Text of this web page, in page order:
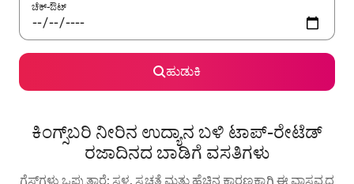
ಚೆಕ್-ಔಟ್
ಹುಡುಕಿ
ಕಿಂಗ್ಸ್‌ಬರಿ ನೀರಿನ ಉದ್ಯಾನ ಬಳಿ ಟಾಪ್-ರೇಟೆಡ್
ರಜಾದಿನದ ಬಾಡಿಗೆ ವಸತಿಗಳು
ಗೆಸ್ಟ್‌ಗಳು ಒಪ್ಪುತ್ತಾರೆ: ಸ್ಥಳ, ಸ್ವಚ್ಛತೆ ಮತ್ತು ಹೆಚ್ಚಿನ ಕಾರಣಕ್ಕಾಗಿ ಈ ವಾಸ್ತವ್ಯದ